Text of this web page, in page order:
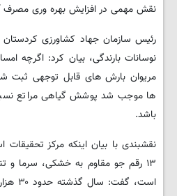
نقش مهمی در افزایش بهره وری
رئیس سازمان جهاد کشاورزی کردستان
نوسانات بارندگی، بیان کرد: اگرچه
مریوان بارش های قابل توجهی ثبت
ها موجب شد پوشش گیاهی مراتع
باشد.
۱۳ رقم جو مقاوم به خشکی، سرما
است،